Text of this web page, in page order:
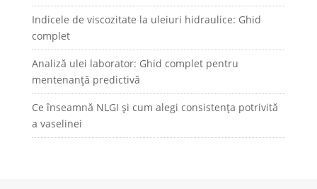
Indicele de viscozitate la uleiuri hidraulice: Ghid
complet
Analiză ulei laborator: Ghid complet pentru
mentenanță predictivă
Ce înseamnă NLGI și cum alegi consistența potrivită
a vaselinei